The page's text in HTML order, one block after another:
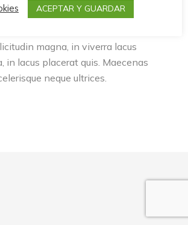
admin abril 8, 2021
magna, in viverra lacus
in lacus placerat quis. Maecenas
neque ultrices.
ACEPTAR Y GUARDAR